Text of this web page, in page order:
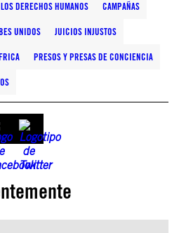
DERECHOS HUMANOS CAMPAÑAS
UNIDOS JUICIOS INJUSTOS
PRESOS Y PRESAS DE CONCIENCIA